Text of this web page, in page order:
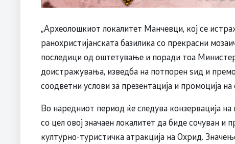
„Археолошкиот локалитет Манчевци, кој се
ранохристијанската базилика со прекрасни
последици од оштетување и поради тоа
доистражувања, изведба на потпорен ѕид и
соодветни услови за презентација и промоција
Во наредниот период ќе следува конзервација
со цел овој значаен локалитет да биде сочуван и
културно-туристичка атракција на Охрид.